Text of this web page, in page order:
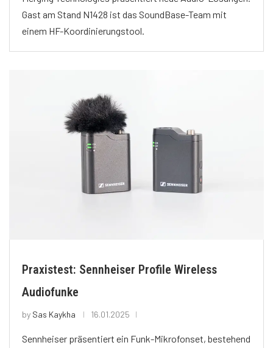
Gast am Stand N1428 ist das SoundBase-Team mit
einem HF-Koordinierungstool.
Praxistest: Sennheiser Profile Wireless
Audiofunke
by Sas Kaykha 16.01.2025
Sennheiser präsentiert ein Funk-Mikrofonset, bestehend